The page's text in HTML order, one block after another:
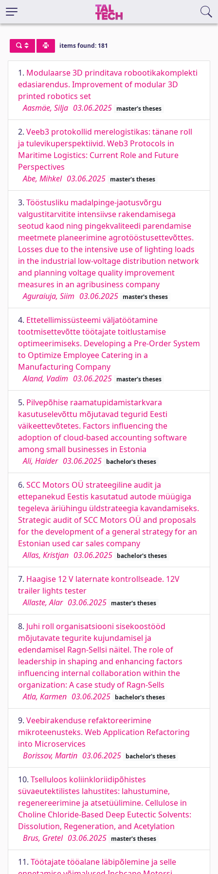
items found: 181
1. Modulaarse 3D prinditava robootikakomplekti
edasiarendus. Improvement of modular 3D
printed robotics set
Aasmäe, Silja 03.06.2025 master's theses
2. Veeb3 protokollid merelogistikas: tänane roll
ja tulevikuperspektiivid. Web3 Protocols in
Maritime Logistics: Current Role and Future
Perspectives
Abe, Mihkel 03.06.2025 master's theses
3. Tööstusliku madalpinge-jaotusvõrgu
valgustitarvitite intensiivse rakendamisega
seotud kaod ning pingekvaliteedi parendamise
meetmete planeerimine agrotööstusettevõttes.
Losses due to the intensive use of lighting loads
in the industrial low-voltage distribution network
and planning voltage quality improvement
measures in an agribusiness company
Aguraiuja, Siim 03.06.2025 master's theses
4. Ettetellimissüsteemi väljatöötamine
tootmisettevõtte töötajate toitlustamise
optimeerimiseks. Developing a Pre-Order System
to Optimize Employee Catering in a
Manufacturing Company
Aland, Vadim 03.06.2025 master's theses
5. Pilvepõhise raamatupidamistarkvara
kasutuselevõttu mõjutavad tegurid Eesti
väikeettevõtetes. Factors influencing the
adoption of cloud-based accounting software
among small businesses in Estonia
Ali, Haider 03.06.2025 bachelor's theses
6. SCC Motors OÜ strateegiline audit ja
ettepanekud Eestis kasutatud autode müügiga
tegeleva äriühingu üldstrateegia kavandamiseks.
Strategic audit of SCC Motors OÜ and proposals
for the development of a general strategy for an
Estonian used car sales company
Allas, Kristjan 03.06.2025 bachelor's theses
7. Haagise 12 V laternate kontrollseade. 12V
trailer lights tester
Allaste, Alar 03.06.2025 master's theses
8. Juhi roll organisatsiooni sisekoostööd
mõjutavate tegurite kujundamisel ja
edendamisel Ragn-Sellsi näitel. The role of
leadership in shaping and enhancing factors
influencing internal collaboration within the
organization: A case study of Ragn-Sells
Atla, Karmen 03.06.2025 bachelor's theses
9. Veebirakenduse refaktoreerimine
mikroteenusteks. Web Application Refactoring
into Microservices
Borissov, Martin 03.06.2025 bachelor's theses
10. Tselluloos koliinkloriidipõhistes
süvaeutektilistes lahustites: lahustumine,
regenereerimine ja atsetüülimine. Cellulose in
Choline Chloride-Based Deep Eutectic Solvents:
Dissolution, Regeneration, and Acetylation
Brus, Gretel 03.06.2025 master's theses
11. Töötajate tööalane läbipõlemine ja selle